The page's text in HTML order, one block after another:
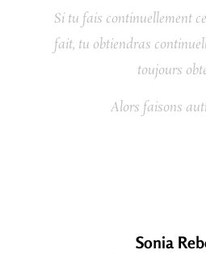
Si tu fais continuellement
fait, tu obtiendras
toujours
Alors faisons
Sonia